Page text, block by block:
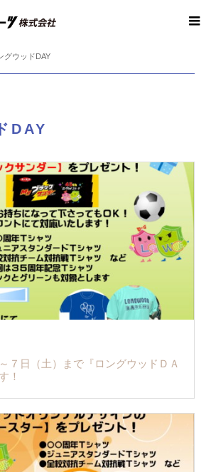
グウッドDAY
DAY
７日（土）まで『ロングウッドＤＡ
！